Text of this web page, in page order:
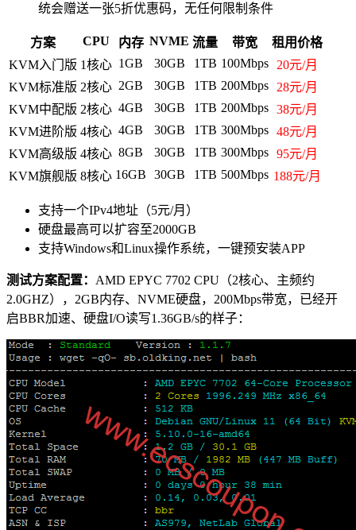
统会赠送一张5折优惠码，无任何限制条件
方案 CPU 内存 NVME 流量 带宽
租用价格
KVM入门版 1核心 1GB 30GB 1TB 100Mbps
20元/月
KVM标准版 2核心 2GB 30GB 1TB 200Mbps
28元/月
KVM中配版 2核心 4GB 30GB 1TB 200Mbps 38元/月
KVM进阶版 4核心 4GB 30GB 1TB 300Mbps 48元/月
KVM高级版 4核心 8GB 30GB 1TB 300Mbps 95元/月
KVM旗舰版 8核心 16GB 30GB 1TB 500Mbps 188元/月
支持一个IPv4地址（5元/月）
硬盘最高可以扩容至2000GB
支持Windows和Linux操作系统，一键预安装APP
测试方案配置： AMD EPYC 7702 CPU（2核心、主频约
2.0GHZ），2GB内存、NVME硬盘，200Mbps带宽，已经开
启BBR加速、硬盘I/O读写1.36GB/s的样子：